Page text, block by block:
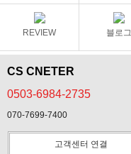
REVIEW 블로그
CS CNETER
0503-6984-2735
070-7699-7400
고객센터 연결